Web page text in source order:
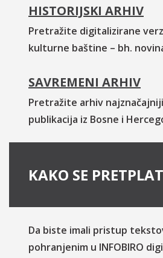
HISTORIJSKI ARHIV
Pretražite digitalizirane
kulturne baštine – bh.
SAVREMENI ARHIV
Pretražite arhiv
publikacija iz Bosne i
KAKO SE
Da biste imali pristup
pohranjenim u INFOBIRO